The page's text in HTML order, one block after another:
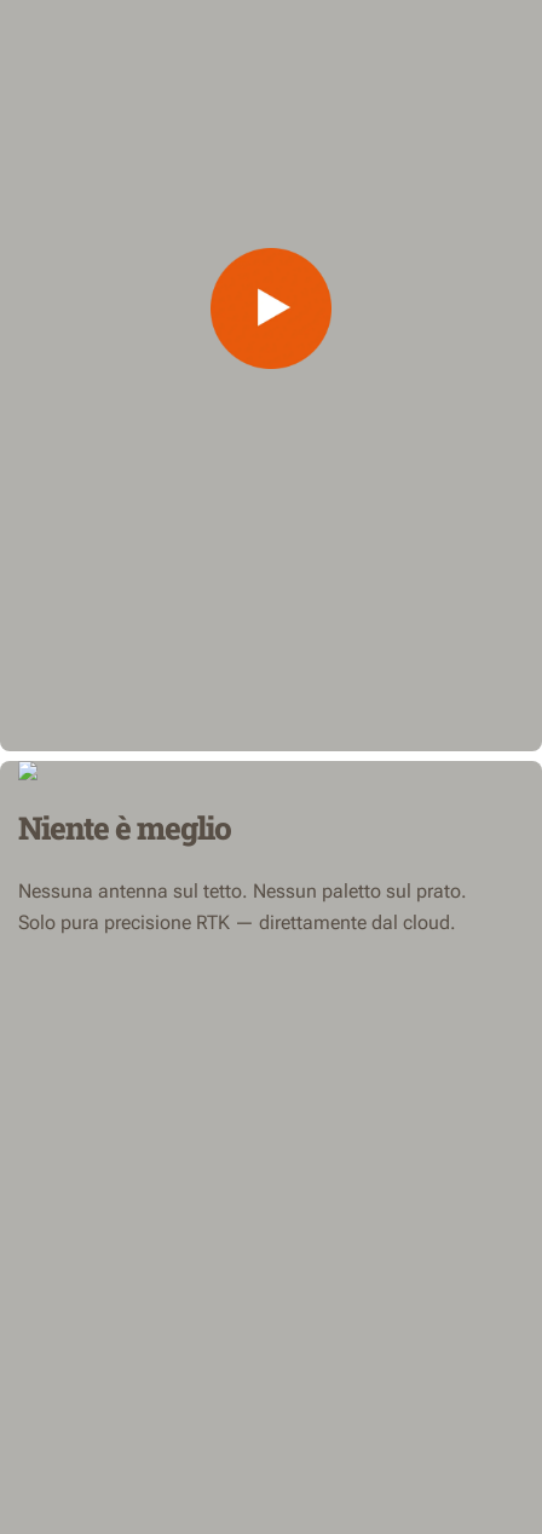
Niente è meglio
Nessuna antenna sul tetto. Nessun paletto sul prato.
Solo pura precisione RTK — direttamente dal cloud.